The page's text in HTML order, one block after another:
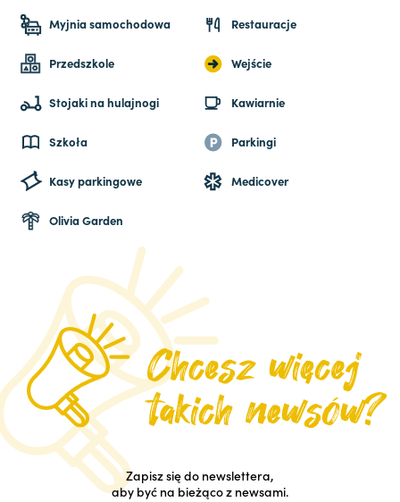
Myjnia samochodowa Restauracje
Przedszkole Wejście
Stojaki na hulajnogi Kawiarnie
Szkoła Parkingi
Kasy parkingowe Medicover
Olivia Garden
Zapisz się do newslettera,
aby być na bieżąco z newsami.